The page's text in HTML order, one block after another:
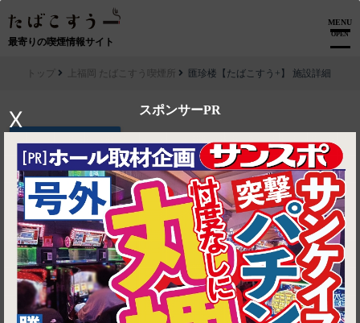
最寄りの喫煙情報サイト
MENU
OPEN
スポンサーPR
X
トップ 上福岡 たばこすう喫煙所 匯珍楼【たばこすう+】 施設詳細
▶ ルートを見る
上福岡 たばこすう喫煙所│匯珍楼【たばこすう+】